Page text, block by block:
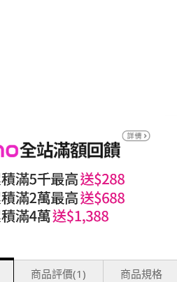
商品評價(1) 商品規格